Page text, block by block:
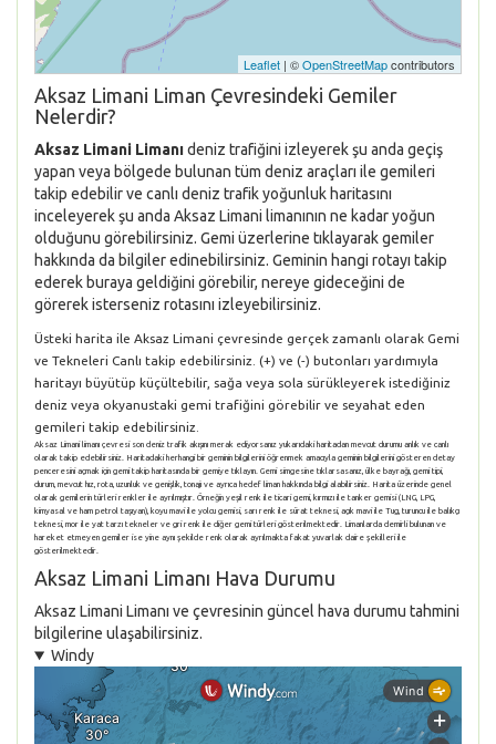
Leaflet | ©OpenStreetMapcontributors
Aksaz Limani Liman Çevresindeki Gemiler
Nelerdir?
Aksaz Limani Limanıdeniz trafiğini izleyerek şu anda geçiş
yapan veya bölgede bulunan tüm deniz araçları ile gemileri
takip edebilir ve canlı deniz trafik yoğunluk haritasını
inceleyerek şu anda Aksaz Limani limanının ne kadar yoğun
olduğunu görebilirsiniz. Gemi üzerlerine tıklayarak gemiler
hakkında da bilgiler edinebilirsiniz. Geminin hangi rotayı takip
ederek buraya geldiğini görebilir, nereye gideceğini de
görerek isterseniz rotasını izleyebilirsiniz.
Üsteki harita ile Aksaz Limani çevresinde gerçek zamanlı olarak Gemi
ve Tekneleri Canlı takip edebilirsiniz. (+) ve (-) butonları yardımıyla
haritayı büyütüp küçültebilir, sağa veya sola sürükleyerek istediğiniz
deniz veya okyanustaki gemi trafiğini görebilir ve seyahat eden
gemileri takip edebilirsiniz.
Aksaz Limani limanı çevresi son deniz trafik akışını merak ediyorsanız yukarıdaki haritadan mevcut durumu anlık ve canlı
olarak takip edebilirsiniz. Haritadaki herhangi bir geminin bilgilerini öğrenmek amacıyla geminin bilgilerini gösteren detay
penceresini açmak için gemi takip haritasında bir gemiye tıklayın. Gemi simgesine tıklarsasanız, ülke bayrağı, gemi tipi,
durum, mevcut hız, rota, uzunluk ve genişlik, tonajı ve ayrıca hedef liman hakkında bilgi alabilirsiniz. Harita üzerinde genel
olarak gemilerin türleri renkler ile ayrılmıştır. Örneğin yeşil renk ile ticari gemi, kırmızı ile tanker gemisi (LNG, LPG,
kimyasal ve ham petrol taşıyan), koyu mavi ile yolcu gemisi, sarı renk ile sürat teknesi, açık mavi ile Tug, turuncu ile balıkçı
teknesi, mor ile yat tarzı tekneler ve gri renk ile diğer gemi türleri gösterilmektedir. Limanlarda demirli bulunan ve
hareket etmeyen gemiler ise yine aynı şekilde renk olarak ayrılmakta fakat yuvarlak daire şekilleri ile
gösterilmektedir.
Aksaz Limani Limanı Hava Durumu
Aksaz Limani Limanı ve çevresinin güncel hava durumu tahmini
bilgilerine ulaşabilirsiniz.
Windy